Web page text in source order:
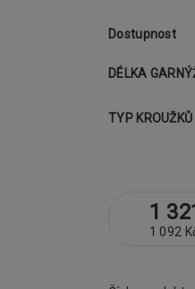
Dostupnost
DÉLKA
TYP KROUŽKŮ
1
1 092